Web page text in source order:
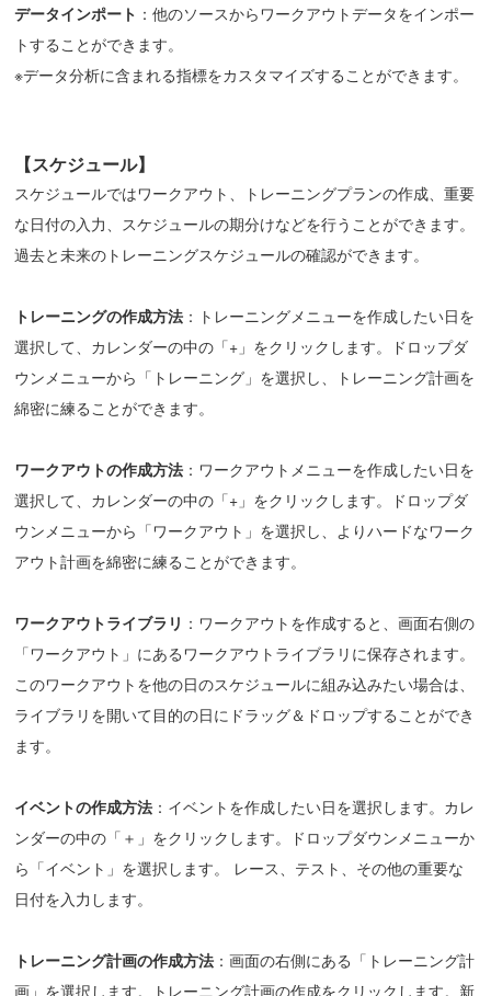
データインポート ：他のソースからワークアウトデータをインポー
トすることができます。
※データ分析に含まれる指標をカスタマイズすることができます。
【スケジュール】
スケジュールではワークアウト、トレーニングプランの作成、重要
な日付の入力、スケジュールの期分けなどを行うことができます。
過去と未来のトレーニングスケジュールの確認ができます。
トレーニングの作成方法：トレーニングメニューを作成したい日を
選択して、カレンダーの中の「+」をクリックします。ドロップダ
ウンメニューから「トレーニング」を選択し、トレーニング計画を
綿密に練ることができます。
ワークアウトの作成方法：ワークアウトメニューを作成したい日を
選択して、カレンダーの中の「+」をクリックします。ドロップダ
ウンメニューから「ワークアウト」を選択し、よりハードなワーク
アウト計画を綿密に練ることができます。
ワークアウトライブラリ ：ワークアウトを作成すると、画面右側の
「ワークアウト」にあるワークアウトライブラリに保存されます。
このワークアウトを他の日のスケジュールに組み込みたい場合は、
ライブラリを開いて目的の日にドラッグ＆ドロップすることができ
ます。
イベントの作成方法：イベントを作成したい日を選択します。カレ
ンダーの中の「＋」をクリックします。ドロップダウンメニューか
ら「イベント」を選択します。 レース、テスト、その他の重要な
日付を入力します。
トレーニング計画の作成方法：画面の右側にある「トレーニング計
画」を選択します。トレーニング計画の作成をクリックします。新